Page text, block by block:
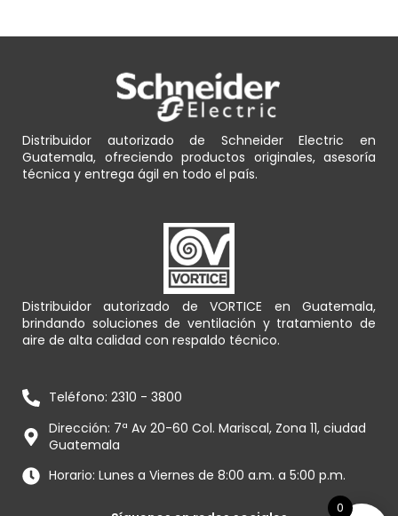
Distribuidor autorizado de Schneider Electric en
Guatemala, ofreciendo productos originales, asesoría
técnica y entrega ágil en todo el país.
Distribuidor autorizado de VORTICE en Guatemala,
brindando soluciones de ventilación y tratamiento de
aire de alta calidad con respaldo técnico.
Teléfono: 2310 - 3800
Dirección: 7ª Av 20-60 Col. Mariscal, Zona 11, ciudad
Guatemala
Horario: Lunes a Viernes de 8:00 a.m. a 5:00 p.m.
0